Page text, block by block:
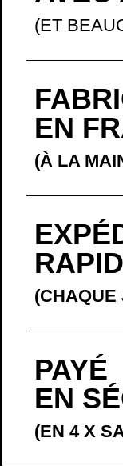
(ET
EN
(À LA
(CHAQUE
PAYÉ
EN
(EN 4 X